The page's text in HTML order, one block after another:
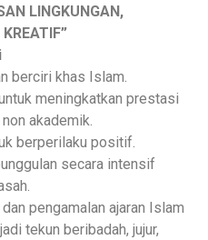
LINGKUNGAN,
berciri khas Islam.
meningkatkan prestasi
akademik.
berperilaku positif.
secara intensif
pengamalan ajaran Islam
tekun beribadah, jujur,